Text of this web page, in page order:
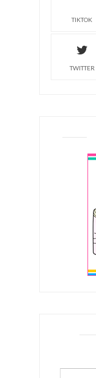
TIKTOK
TWITTER